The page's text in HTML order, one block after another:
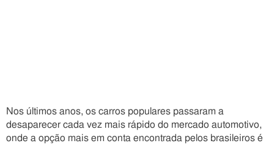
Nos últimos anos, os carros populares passaram a
desaparecer cada vez mais rápido do mercado automotivo,
onde a opção mais em conta encontrada pelos brasileiros é